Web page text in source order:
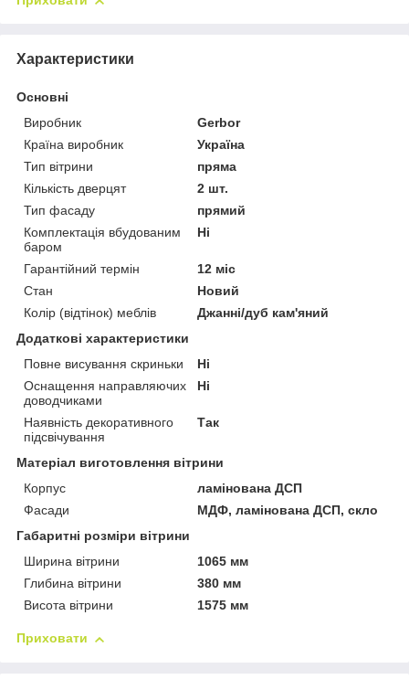
Характеристики
Основні
Виробник
Gerbor
Країна виробник
Україна
Тип вітрини
пряма
Кількість дверцят
2 шт.
Тип фасаду
прямий
Комплектація вбудованим
баром
Ні
Гарантійний термін
12 міс
Стан
Новий
Колір (відтінок) меблів
Джанні/дуб кам'яний
Додаткові характеристики
Повне висування скриньки
Ні
Оснащення направляючих
доводчиками
Ні
Наявність декоративного
підсвічування
Так
Матеріал виготовлення вітрини
Корпус
ламінована ДСП
Фасади
МДФ, ламінована ДСП, скло
Габаритні розміри вітрини
Ширина вітрини
1065 мм
Глибина вітрини
380 мм
Висота вітрини
1575 мм
Приховати